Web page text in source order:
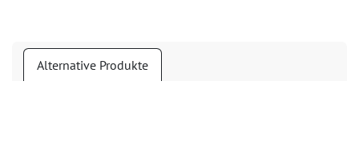
Alternative Produkte